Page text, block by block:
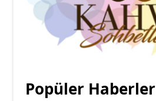
Popüler Haberler